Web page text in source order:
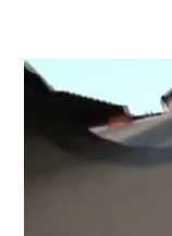
Powstał